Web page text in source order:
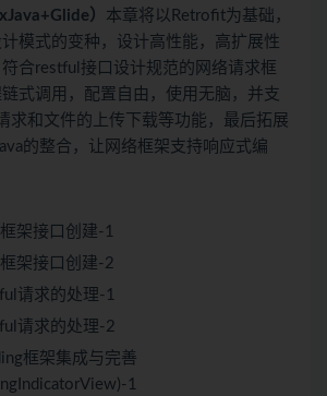
） 本章将以Retrofit为基础，
模式的变种，设计高性能，高扩展性
合restful接口设计规范的网络请求框
式调用，配置自由，使用无脑，并支
求和文件的上传下载等功能，最后拓展
的整合，让网络框架支持响应式编
架接口创建-1
架接口创建-2
请求的处理-1
请求的处理-2
框架集成与完善
1